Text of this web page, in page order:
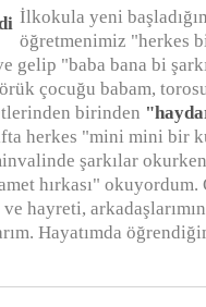
İlkokula yeni
öğretmenimiz "herkes
gelip "baba bana bi
çocuğu babam,
birinden
herkes "mini mini bir
şarkılar
hırkası" okuyordum.
ve hayreti,
Hayatımda